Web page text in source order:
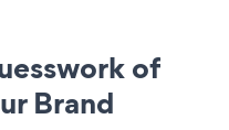
of
Brand